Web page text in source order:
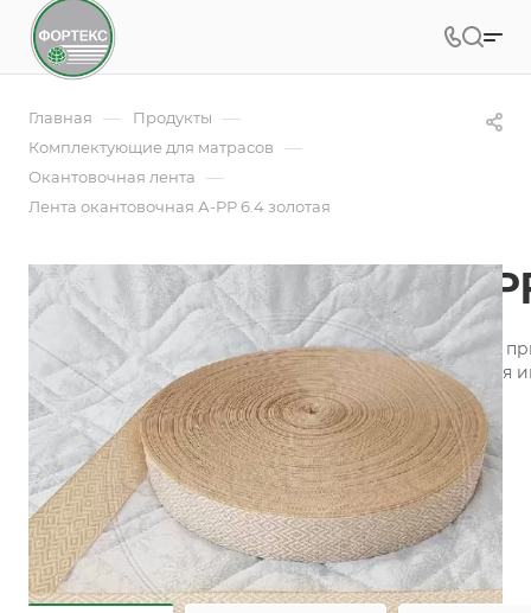
Главная — Продукты —
Комплектующие для матрасов —
Окантовочная лента —
Лента окантовочная А-PР 6.4 золотая
Лента окантовочная А-
Лента окантовочная - это необходимая составляющая
производстве и пошиве аксессуаров для оформления
Подробности
Заказать
Задать вопрос
Возможны дополнительные опции
Не является публичной офертой